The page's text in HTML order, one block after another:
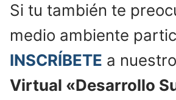
Si tu también te
medio ambiente
INSCRÍBETE a nuestro
Virtual «Desarrollo